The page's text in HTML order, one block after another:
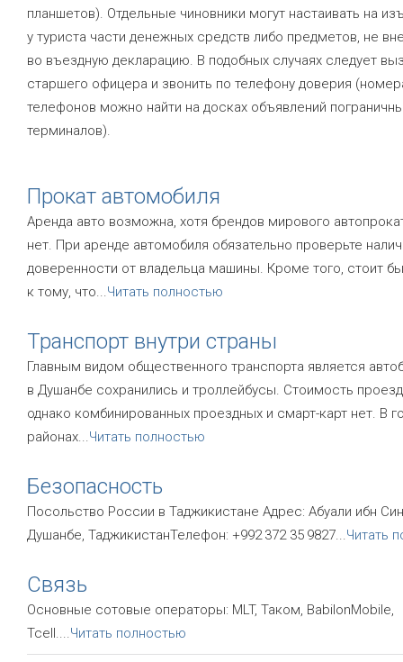
планшетов). Отдельные чиновники могут настаивать на
у туриста части денежных средств либо предметов, не
во въездную декларацию. В подобных случаях следует
старшего офицера и звонить по телефону доверия
телефонов можно найти на досках объявлений
терминалов).
Прокат автомобиля
Аренда авто возможна, хотя брендов мирового
нет. При аренде автомобиля обязательно проверьте
доверенности от владельца машины. Кроме того, стоит
к тому, что...Читать полностью
Транспорт внутри страны
Главным видом общественного транспорта является
в Душанбе сохранились и троллейбусы. Стоимость
однако комбинированных проездных и смарт-карт нет. В
районах...Читать полностью
Безопасность
Посольство России в Таджикистане Адрес: Абуали ибн
Душанбе, ТаджикистанТелефон: +992 372 35 9827...Читать
Связь
Основные сотовые операторы: MLT, Таком, BabilonMobile,
Tcell....Читать полностью